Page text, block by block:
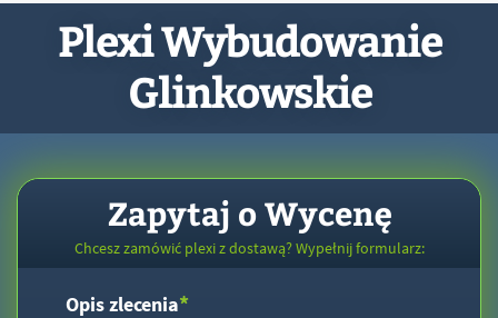
Plexi Wybudowanie
Glinkowskie
Zapytaj o Wycenę
Chcesz zamówić plexi z dostawą? Wypełnij formularz:
Opis zlecenia*